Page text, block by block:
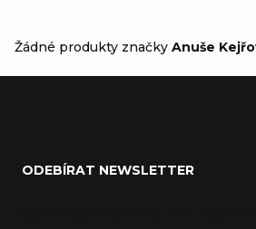
Žádné produkty značky Anuše
ODEBÍRAT NEWSLETTER